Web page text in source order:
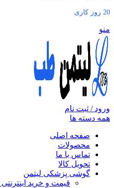
20 روز کاری
منو
ورود / ثبت نام
همه دسته ها
صفحه اصلی
محصولات
تماس با ما
تحویل کالا
گوشی پزشکی لیتمن
قیمت و خرید اینترنتی